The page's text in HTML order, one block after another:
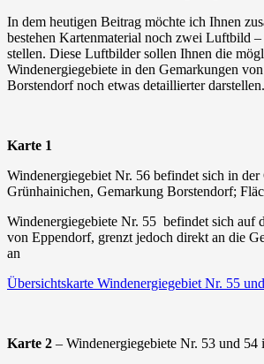
In dem heutigen Beitrag möchte ich Ihnen
bestehen Kartenmaterial noch zwei Luftbild
stellen. Diese Luftbilder sollen Ihnen die
Windenergiegebiete in den Gemarkungen
Borstendorf noch etwas detaillierter darstellen.
Karte 1
Windenergiegebiet Nr. 56 befindet sich in der
Grünhainichen, Gemarkung Borstendorf;
Windenergiegebiete Nr. 55 befindet sich auf
von Eppendorf, grenzt jedoch direkt an die
an
Übersichtskarte Windenergiegebiet Nr. 55
Karte 2 – Windenergiegebiete Nr. 53 und 54